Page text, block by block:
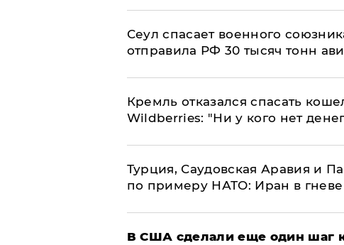
​Сеул спасает военного
отправила РФ 30 тысяч тонн
Кремль отказался спасать
Wildberries: "Ни у кого нет
Турция, Саудовская Аравия и
по примеру НАТО: Иран в гневе
В США сделали еще один шаг